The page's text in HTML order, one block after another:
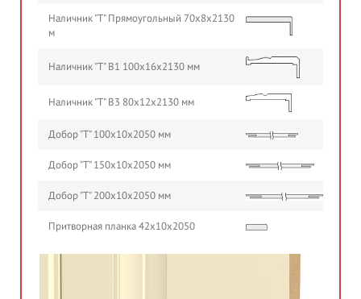
Наличник "Т" Прямоугольный 70х8х2130
м
Наличник "Т" В1 100х16х2130 мм
Наличник "Т" В3 80х12х2130 мм
Добор "Т" 100х10х2050 мм
Добор "Т" 150х10х2050 мм
Добор "Т" 200х10х2050 мм
Притворная планка 42х10х2050